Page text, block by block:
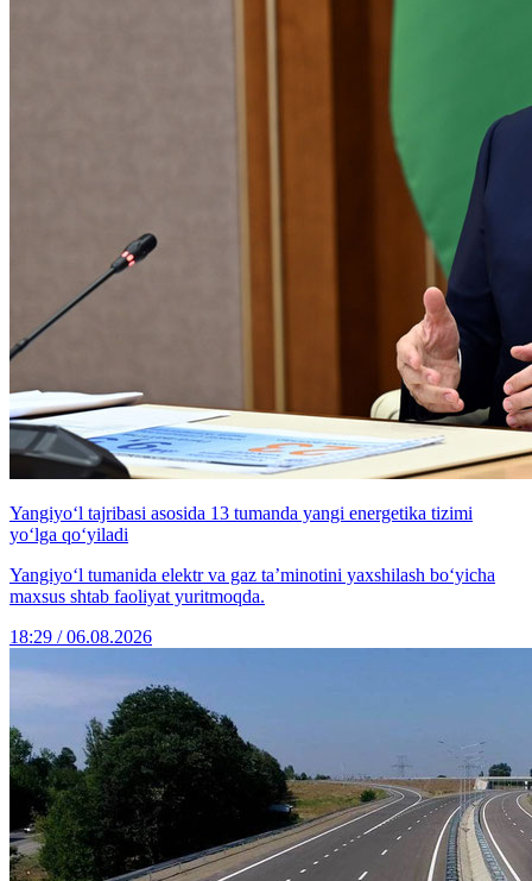
Yangiyo‘l tajribasi asosida 13 tumanda yangi energetika tizimi
yo‘lga qo‘yiladi
Yangiyo‘l tumanida elektr va gaz ta’minotini yaxshilash bo‘yicha
maxsus shtab faoliyat yuritmoqda.
18:29 / 06.08.2026